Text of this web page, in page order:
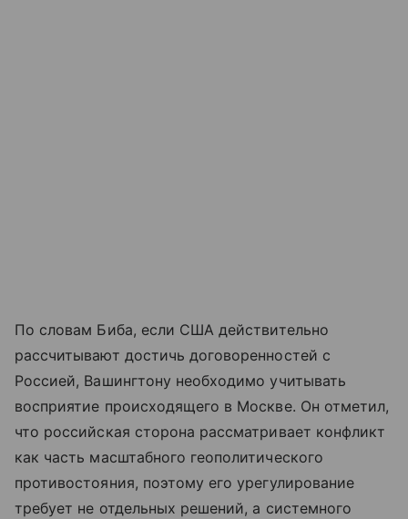
По словам Биба, если США действительно
рассчитывают достичь договоренностей с
Россией, Вашингтону необходимо учитывать
восприятие происходящего в Москве. Он отметил,
что российская сторона рассматривает конфликт
как часть масштабного геополитического
противостояния, поэтому его урегулирование
требует не отдельных решений, а системного